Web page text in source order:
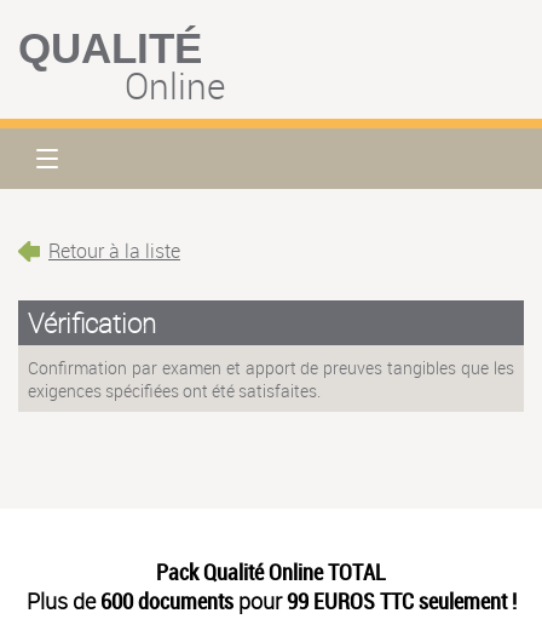
QUALITÉ
Online
Retour à la liste
Vérification
Confirmation par examen et apport de preuves tangibles que les
exigences spécifiées ont été satisfaites.
Pack Qualité Online TOTAL
Plus de600 documentspour99 EUROS TTC seulement !